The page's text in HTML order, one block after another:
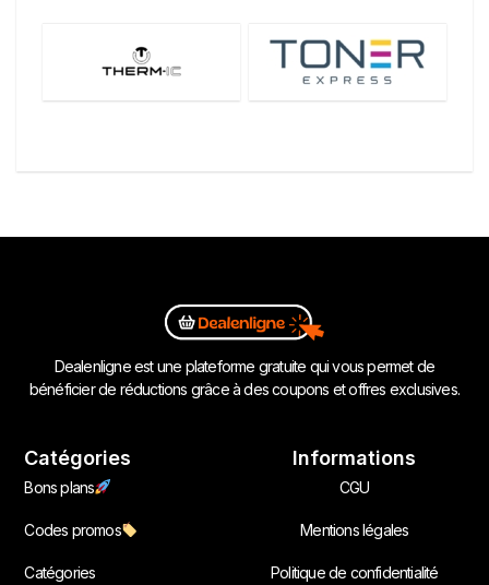
Dealenligne est une plateforme gratuite qui vous permet de
bénéficier de réductions grâce à des coupons et offres exclusives.
Catégories
Bons plans
Codes promos
Catégories
Informations
CGU
Mentions légales
Politique de confidentialité